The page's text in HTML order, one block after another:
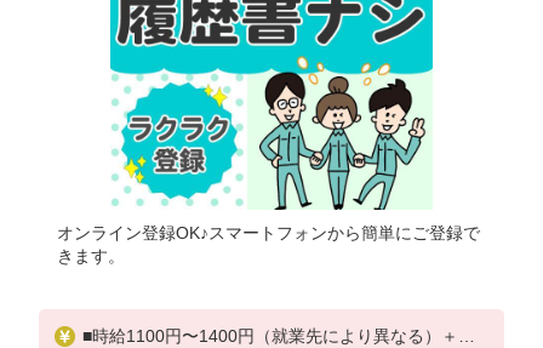
オンライン登録OK♪スマートフォンから簡単にご登録で
きます。
■時給1100円〜1400円（就業先により異なる）＋交